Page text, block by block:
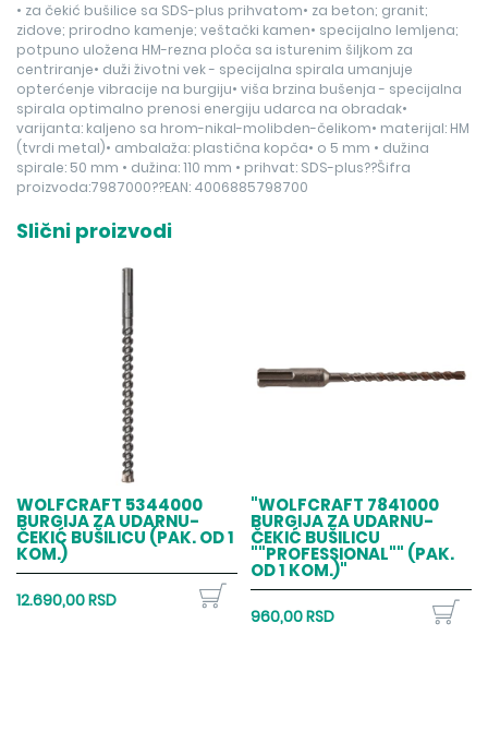
• za čekić bušilice sa SDS-plus prihvatom• za beton; granit;
zidove; prirodno kamenje; veštački kamen• specijalno lemljena;
potpuno uložena HM-rezna ploča sa isturenim šiljkom za
centriranje• duži životni vek - specijalna spirala umanjuje
opterćenje vibracije na burgiju• viša brzina bušenja - specijalna
spirala optimalno prenosi energiju udarca na obradak•
varijanta: kaljeno sa hrom-nikal-molibden-čelikom• materijal: HM
(tvrdi metal)• ambalaža: plastična kopča• o 5 mm • dužina
spirale: 50 mm • dužina: 110 mm • prihvat: SDS-plus??Šifra
proizvoda:7987000??EAN: 4006885798700
Slični proizvodi
WOLFCRAFT 5344000
BURGIJA ZA UDARNU-
ČEKIĆ BUŠILICU (PAK. OD 1
KOM.)
12.690,00 RSD
"WOLFCRAFT 7841000
BURGIJA ZA UDARNU-
ČEKIĆ BUŠILICU
""PROFESSIONAL"" (PAK.
OD 1 KOM.)"
960,00 RSD